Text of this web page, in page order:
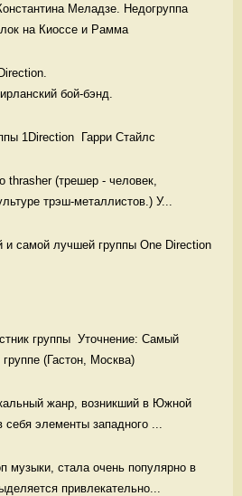
Меладзе. Недогруппа
на Киоссе и Рамма
бой-бэнд.
1Direction  Гарри Стайлс
thrasher (трешер - человек,
трэш-металлистов.) У...
группы  Уточнение: Самый
жанр, возникший в Южной
элементы западного ...
музыки, стала очень популярно в
привлекательно...